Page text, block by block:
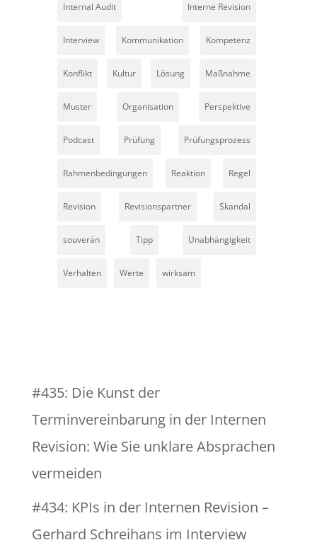
Internal Audit Interne Revision
Interview Kommunikation Kompetenz
Konflikt Kultur Lösung Maßnahme
Muster Organisation Perspektive
Podcast Prüfung Prüfungsprozess
Rahmenbedingungen Reaktion Regel
Revision Revisionspartner Skandal
souverän Tipp Unabhängigkeit
Verhalten Werte wirksam
#435: Die Kunst der
Terminvereinbarung in der Internen
Revision: Wie Sie unklare Absprachen
vermeiden
#434: KPIs in der Internen Revision –
Gerhard Schreihans im Interview